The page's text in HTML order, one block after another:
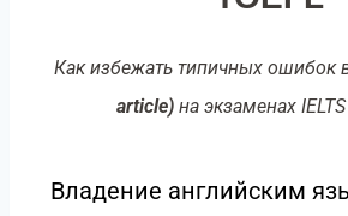
Как избежать типичных ошибок
article) на экзаменах
Владение английским